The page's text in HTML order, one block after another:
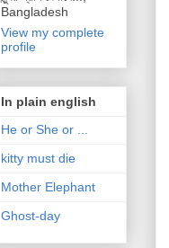
Bangladesh
View my complete
profile
In plain english
He or She or ...
kitty must die
Mother Elephant
Ghost-day